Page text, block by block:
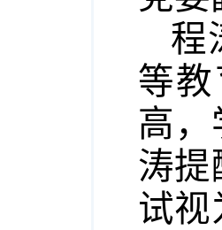
程
等
高，
涛提
试视